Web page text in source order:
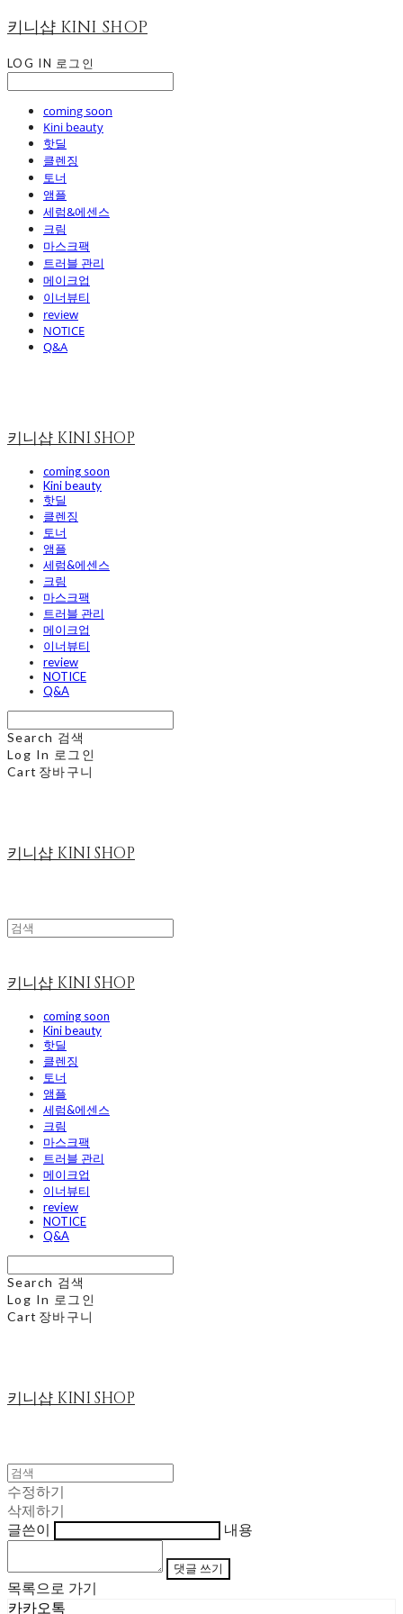
키니샵 KINI SHOP
LOG IN 로그인
coming soon
Kini beauty
핫딜
클렌징
토너
앰플
세럼&에센스
크림
마스크팩
트러블 관리
메이크업
이너뷰티
review
NOTICE
Q&A
키니샵 KINI SHOP
coming soon
Kini beauty
핫딜
클렌징
토너
앰플
세럼&에센스
크림
마스크팩
트러블 관리
메이크업
이너뷰티
review
NOTICE
Q&A
Search 검색
Log In 로그인
Cart 장바구니
키니샵 KINI SHOP
키니샵 KINI SHOP
coming soon
Kini beauty
핫딜
클렌징
토너
앰플
세럼&에센스
크림
마스크팩
트러블 관리
메이크업
이너뷰티
review
NOTICE
Q&A
Search 검색
Log In 로그인
Cart 장바구니
키니샵 KINI SHOP
수정하기
삭제하기
글쓴이
내용
댓글 쓰기
목록으로 가기
카카오톡